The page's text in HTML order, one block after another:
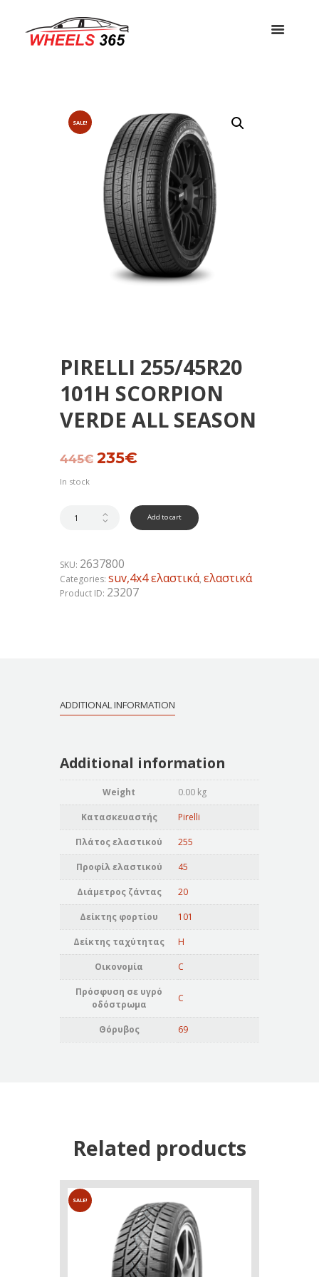
SALE!
PIRELLI 255/45R20
101H SCORPION
VERDE ALL SEASON
445€ Original
235€Current
In stock
Add to cart
SKU: 2637800
Categories: suv,4x4 ελαστικά, ελαστικά
Product ID: 23207
ADDITIONAL INFORMATION
Additional information
Weight 0.00 kg
Κατασκευαστής Pirelli
Πλάτος ελαστικού 255
Προφίλ ελαστικού 45
Διάμετρος ζάντας 20
Δείκτης φορτίου 101
Δείκτης ταχύτητας H
Οικονομία C
Πρόσφυση σε υγρό
οδόστρωμα
C
Θόρυβος 69
Related products
SALE!